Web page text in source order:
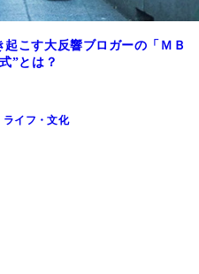
こす大反響ブロガーの「ＭＢ
”とは？
ライフ・文化